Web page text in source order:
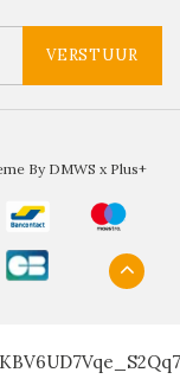
VERSTUUR
By DMWS x Plus+